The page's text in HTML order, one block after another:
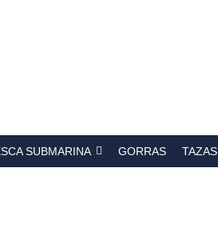
SUBMARINA GORRAS